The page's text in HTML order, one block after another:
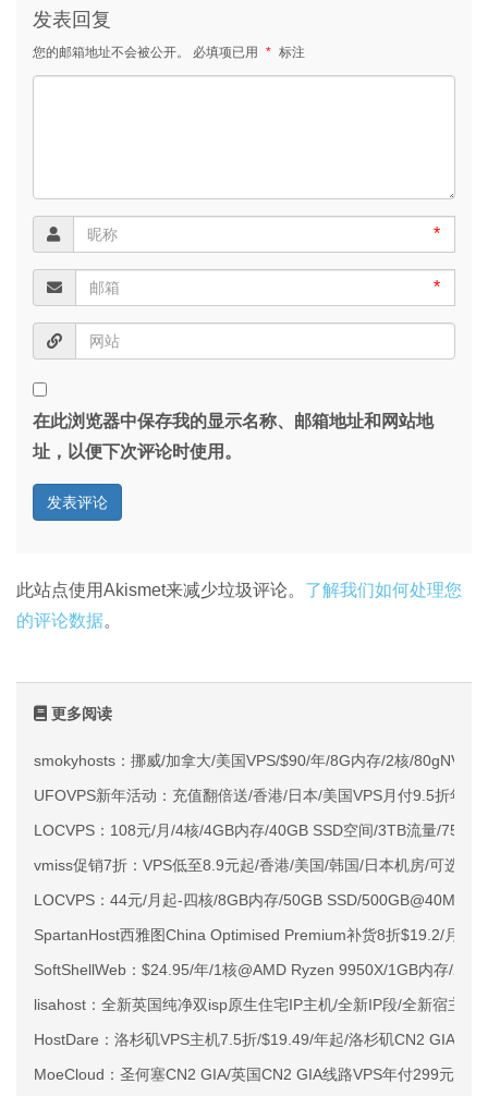
发表回复
您的邮箱地址不会被公开。 必填项已用 * 标注
*
*
在此浏览器中保存我的显示名称、邮箱地址和网站地
址，以便下次评论时使用。
此站点使用Akismet来减少垃圾评论。 了解我们如何处理您
的评论数据。
更多阅读
smokyhosts：挪威/加拿大/美国VPS/$90/年/8G内存/2核/
UFOVPS新年活动：充值翻倍送/香港/日本/美国VPS月付9.5折年
LOCVPS：108元/月/4核/4GB内存/40GB SSD空间/3TB流量/
vmiss促销7折：VPS低至8.9元起/香港/美国/韩国/日本机房/可选
LOCVPS：44元/月起-四核/8GB内存/50GB SSD/
SpartanHost西雅图China Optimised Premium补货8折$19.2/月起
SoftShellWeb：$24.95/年/1核@AMD Ryzen 9950X/1GB内存/
lisahost：全新英国纯净双isp原生住宅IP主机/全新IP段/全新宿主机
HostDare：洛杉矶VPS主机7.5折/$19.49/年起/洛杉矶CN2 GIA/日
MoeCloud：圣何塞CN2 GIA/英国CN2 GIA线路VPS年付299元起